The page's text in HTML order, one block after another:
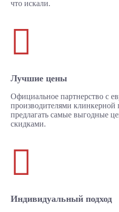
что искали.

Лучшие цены
Официальное партнерство с
производителями клинкерной
предлагать самые выгодные
скидками.

Индивидуальный подход